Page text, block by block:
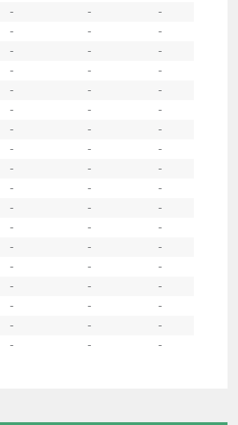
- - -
- - -
- - -
- - -
- - -
- - -
- - -
- - -
- - -
- - -
- - -
- - -
- - -
- - -
- - -
- - -
- - -
- - -